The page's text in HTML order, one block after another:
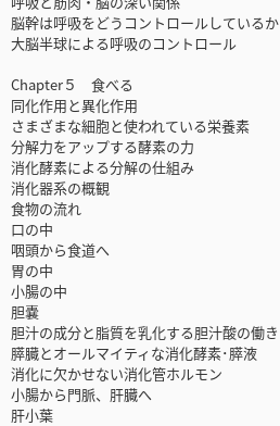
脳幹は呼吸をどうコントロールしているか
大脳半球による呼吸のコントロール
Chapter５ 食べる
同化作用と異化作用
さまざまな細胞と使われている栄養素
分解力をアップする酵素の力
消化酵素による分解の仕組み
消化器系の概観
食物の流れ
口の中
咽頭から食道へ
胃の中
小腸の中
胆嚢
胆汁の成分と脂質を乳化する胆汁酸の働き
膵臓とオールマイティな消化酵素･膵液
消化に欠かせない消化管ホルモン
小腸から門脈、肝臓へ
肝小葉